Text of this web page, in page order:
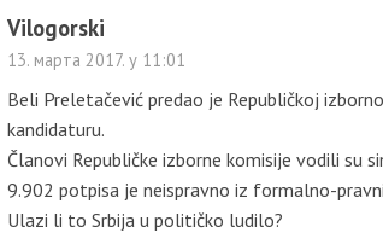
Vilogorski
13. марта 2017. у 11:01
Beli Preletačević predao je Republičkoj
kandidaturu.
Članovi Republičke izborne komisije vodili su
9.902 potpisa je neispravno iz formalno-
Ulazi li to Srbija u političko ludilo?